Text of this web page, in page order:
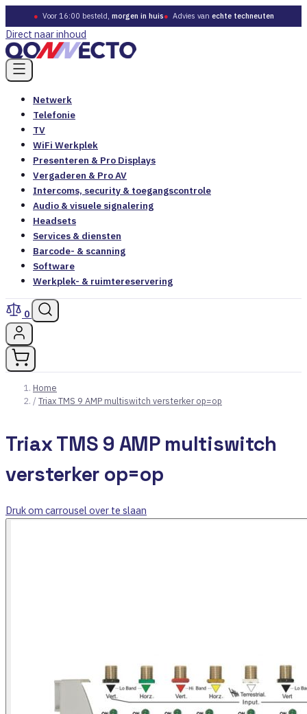
● Voor 16:00 besteld, morgen in huis● Advies van echte techneuten
Direct naar inhoud
Netwerk
Telefonie
TV
WiFi Werkplek
Presenteren & Pro Displays
Vergaderen & Pro AV
Intercoms, security & toegangscontrole
Audio & visuele signalering
Headsets
Services & diensten
Barcode- & scanning
Software
Werkplek- & ruimtereservering
0
Home
/ Triax TMS 9 AMP multiswitch versterker op=op
Triax TMS 9 AMP multiswitch
versterker op=op
Druk om carrousel over te slaan